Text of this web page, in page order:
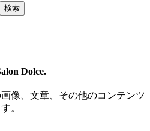
Dolce.
像、文章、その他のコンテンツ
。